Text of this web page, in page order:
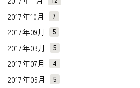
2017年10月 7
2017年09月 5
2017年08月 5
2017年07月 4
2017年06月 5